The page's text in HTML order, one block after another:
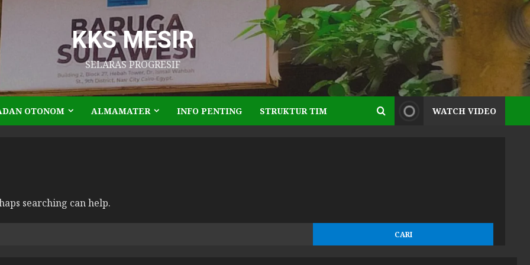
KKS MESIR
SELARAS PROGRESIF
OTONOM ALMAMATER INFO PENTING STRUKTUR TIM WATCH VIDEO
searching can help.